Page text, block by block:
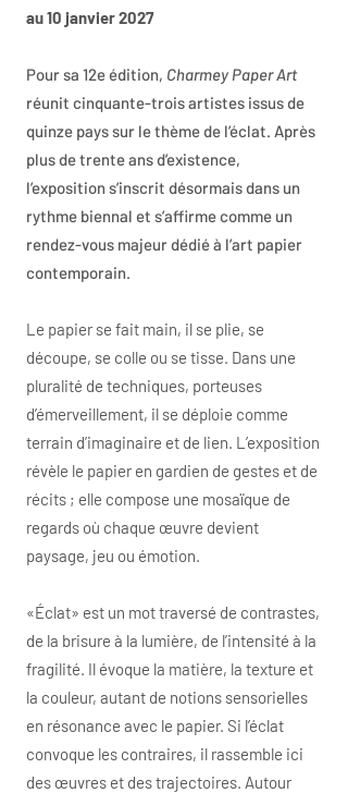
au 10 janvier 2027
Pour sa 12e édition, Charmey Paper Art
réunit cinquante-trois artistes issus de
quinze pays sur le thème de l’éclat. Après
plus de trente ans d’existence,
l’exposition s’inscrit désormais dans un
rythme biennal et s’affirme comme un
rendez-vous majeur dédié à l’art papier
contemporain.
Le papier se fait main, il se plie, se
découpe, se colle ou se tisse. Dans une
pluralité de techniques, porteuses
d’émerveillement, il se déploie comme
terrain d’imaginaire et de lien. L’exposition
révèle le papier en gardien de gestes et de
récits ; elle compose une mosaïque de
regards où chaque œuvre devient
paysage, jeu ou émotion.
«Éclat» est un mot traversé de contrastes,
de la brisure à la lumière, de l’intensité à la
fragilité. Il évoque la matière, la texture et
la couleur, autant de notions sensorielles
en résonance avec le papier. Si l’éclat
convoque les contraires, il rassemble ici
des œuvres et des trajectoires. Autour